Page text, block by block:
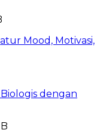
Mood, Motivasi,
dengan